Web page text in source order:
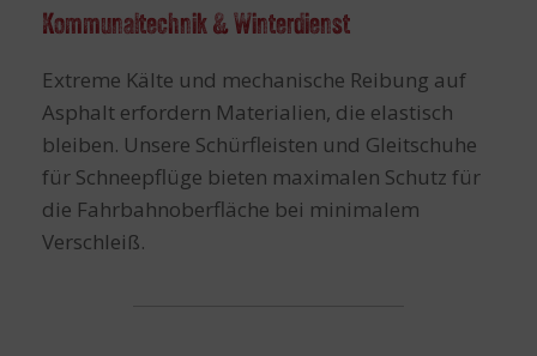
Kommunaltechnik & Winterdienst
Extreme Kälte und mechanische Reibung auf
Asphalt erfordern Materialien, die elastisch
bleiben. Unsere Schürfleisten und Gleitschuhe
für Schneepflüge bieten maximalen Schutz für
die Fahrbahnoberfläche bei minimalem
Verschleiß.